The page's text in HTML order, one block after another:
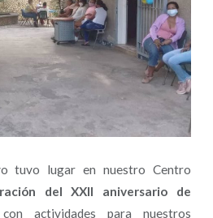
tuvo lugar en nuestro Centro
del XXII aniversario de
actividades para nuestros